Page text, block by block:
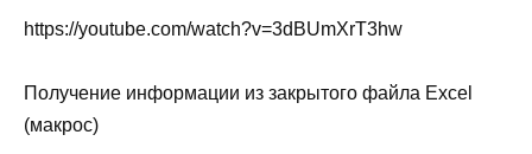
https://youtube.com/watch?v=3dBUmXrT3hw
Получение информации из закрытого файла Excel
(макрос)